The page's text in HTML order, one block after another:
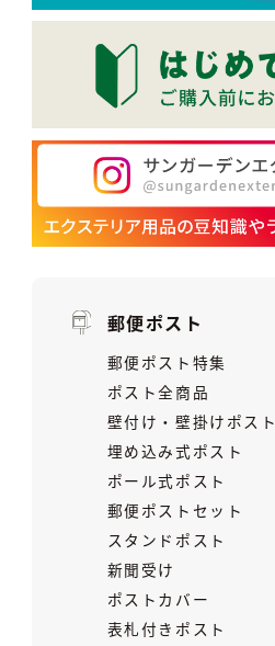
郵便ポスト
郵便ポスト特集
ポスト全商品
壁付け・壁掛けポスト
埋め込み式ポスト
ポール式ポスト
郵便ポストセット
スタンドポスト
新聞受け
ポストカバー
表札付きポスト